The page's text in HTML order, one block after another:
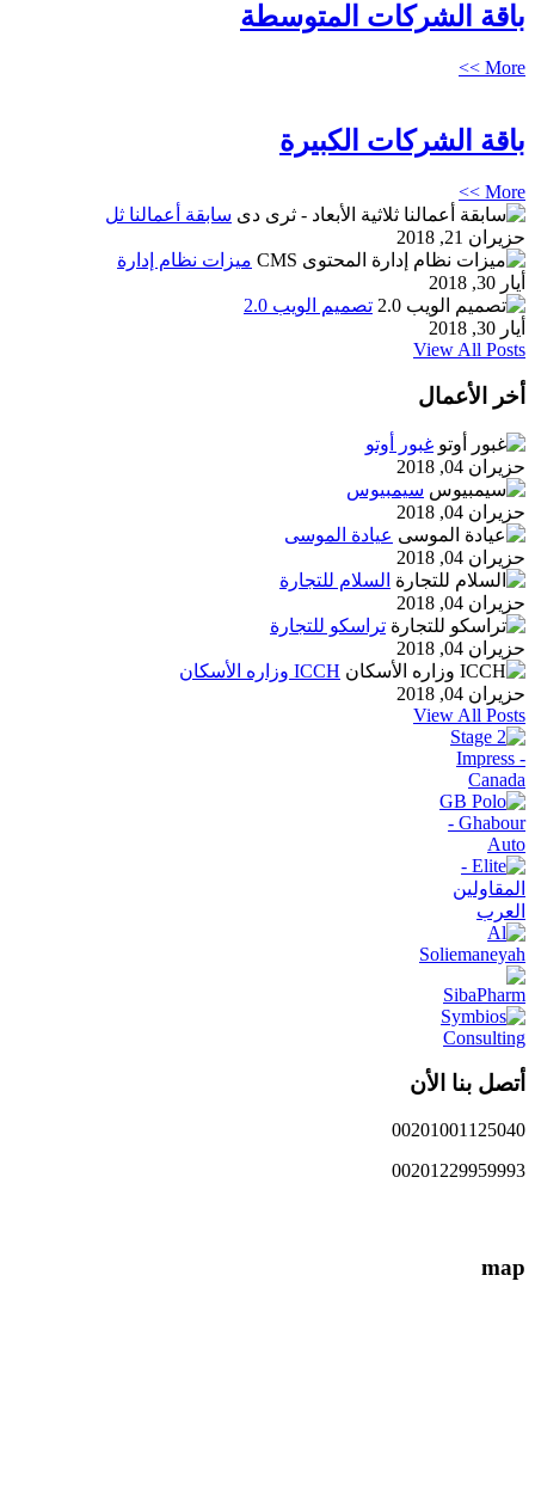
باقة الشركات المتوسطة
More >>
باقة الشركات الكبيرة
More >>
سابقة أعمالنا ثل
حزيران 21, 2018
ميزات نظام إدارة
أيار 30, 2018
تصميم الويب 2.0
أيار 30, 2018
View All Posts
أخر الأعمال
غبور أوتو
حزيران 04, 2018
سيمبيوس
حزيران 04, 2018
عيادة الموسى
حزيران 04, 2018
السلام للتجارة
حزيران 04, 2018
تراسكو للتجارة
حزيران 04, 2018
ICCH وزاره الأسكان
حزيران 04, 2018
View All Posts
أتصل بنا الأن
00201001125040
00201229959993
map